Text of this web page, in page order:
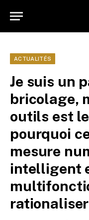
ACTUALITÉS
Je suis un
bricolage,
outils est le
pourquoi
mesure
intelligent
rationaliser